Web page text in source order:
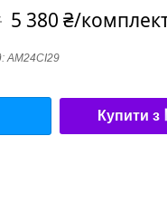
5 380 ₴/
AM24CI29
Купити з